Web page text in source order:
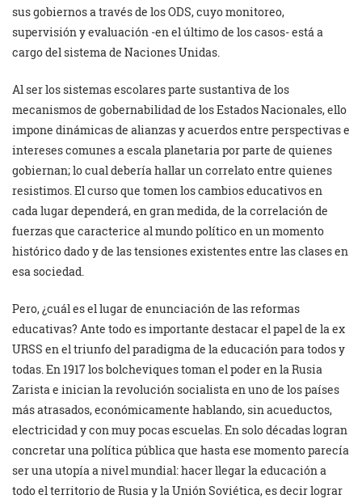
sus gobiernos a través de los ODS, cuyo monitoreo,
supervisión y evaluación -en el último de los casos- está a
cargo del sistema de Naciones Unidas.
Al ser los sistemas escolares parte sustantiva de los
mecanismos de gobernabilidad de los Estados Nacionales, ello
impone dinámicas de alianzas y acuerdos entre perspectivas e
intereses comunes a escala planetaria por parte de quienes
gobiernan; lo cual debería hallar un correlato entre quienes
resistimos. El curso que tomen los cambios educativos en
cada lugar dependerá, en gran medida, de la correlación de
fuerzas que caracterice al mundo político en un momento
histórico dado y de las tensiones existentes entre las clases en
esa sociedad.
Pero, ¿cuál es el lugar de enunciación de las reformas
educativas? Ante todo es importante destacar el papel de la ex
URSS en el triunfo del paradigma de la educación para todos y
todas. En 1917 los bolcheviques toman el poder en la Rusia
Zarista e inician la revolución socialista en uno de los países
más atrasados, económicamente hablando, sin acueductos,
electricidad y con muy pocas escuelas. En solo décadas logran
concretar una política pública que hasta ese momento parecía
ser una utopía a nivel mundial: hacer llegar la educación a
todo el territorio de Rusia y la Unión Soviética, es decir lograr